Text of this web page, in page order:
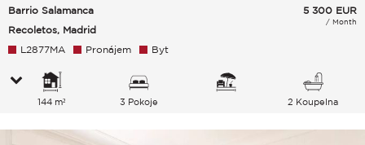
Barrio Salamanca
Recoletos, Madrid
5 300 EUR
/ Month
L2877MA Pronájem Byt
144 m² 3 Pokoje 2 Koupelna